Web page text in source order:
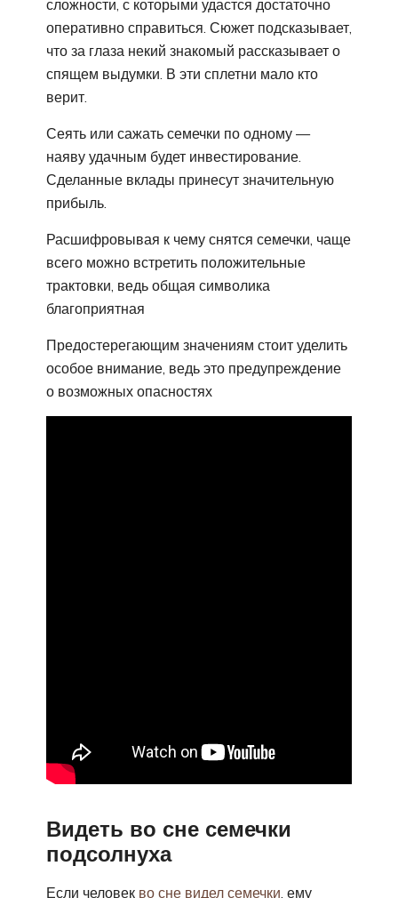
сложности, с которыми удастся достаточно
оперативно справиться. Сюжет подсказывает,
что за глаза некий знакомый рассказывает о
спящем выдумки. В эти сплетни мало кто
верит.
Сеять или сажать семечки по одному —
наяву удачным будет инвестирование.
Сделанные вклады принесут значительную
прибыль.
Расшифровывая к чему снятся семечки, чаще
всего можно встретить положительные
трактовки, ведь общая символика
благоприятная
Предостерегающим значениям стоит уделить
особое внимание, ведь это предупреждение
о возможных опасностях
Видеть во сне семечки
подсолнуха
Если человек во сне видел семечки , ему